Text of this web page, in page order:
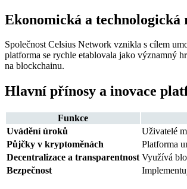
Ekonomická a technologická
Společnost Celsius Network vznikla s cílem
platforma se rychle etablovala jako významný
na blockchainu.
Hlavní přínosy a inovace
Funkce
Uvádění úroků
Uživatelé
Půjčky v kryptoměnách
Platforma
Decentralizace a transparentnost Využívá
Bezpečnost